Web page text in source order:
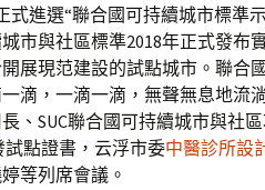
進選“聯合國可持續城市標準
市與社區標準2018年正式發布
展現范建設的試點城市。聯合
滴，一滴一滴，無聲無息地流
、SUC聯合國可持續城市與社
試點證書，云浮市委中醫診所設
等列席會議。